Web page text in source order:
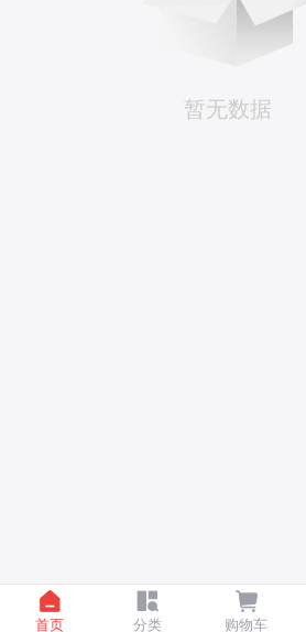
暂无数据
首页 分类 购物车